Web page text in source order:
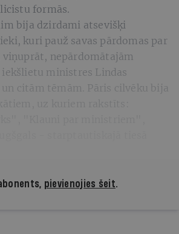
formās.
bija dzirdami atsevišķi
kuri pauž savas pārdomas par
nepārdomātajām
ministres Lindas
citām tēmām. Pāris cilvēku bija
pievienojies šeit.